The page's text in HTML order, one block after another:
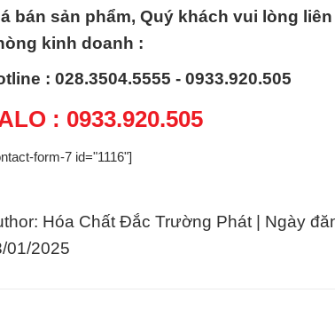
bán sản phẩm, Quý khách vui lòng liên
kinh doanh :
: 028.3504.5555 - 0933.920.505
: 0933.920.505
form-7 id="1116"]
Hóa Chất Đắc Trường Phát | Ngày
01/2025